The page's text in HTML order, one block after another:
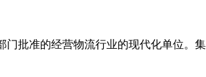
批准的经营物流行业的现代化单位。